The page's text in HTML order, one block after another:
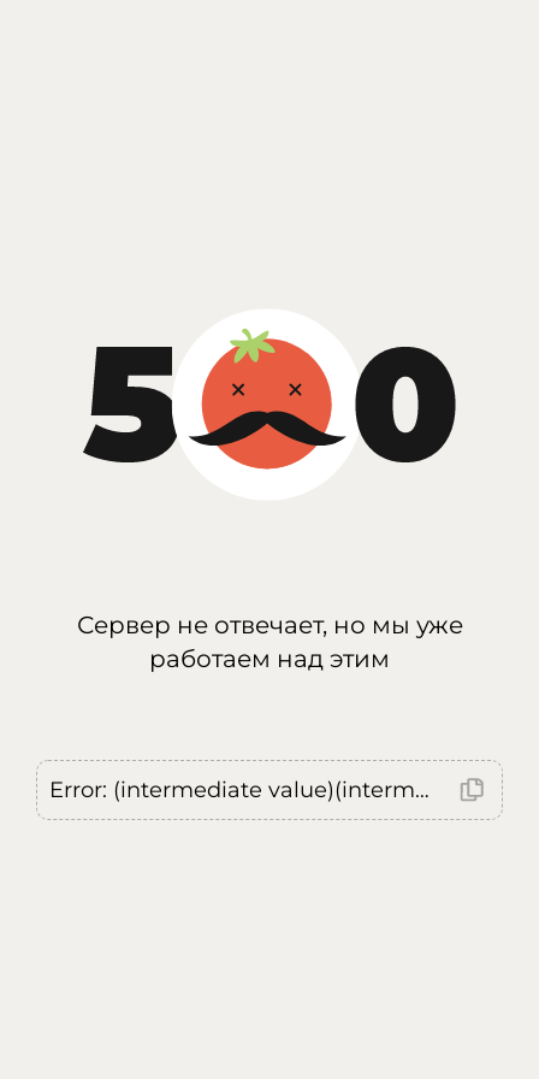
Сервер не отвечает, но мы уже
работаем над этим
Error: (intermediate value)(intermediate value)(intermediate value).replaceAll is not a function